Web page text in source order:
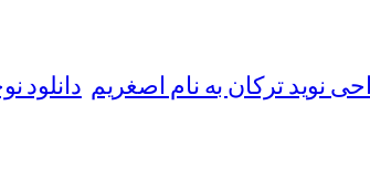
نوید ترکان به نام اصغریم دانلود